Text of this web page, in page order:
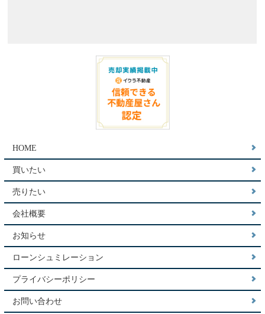
HOME
買いたい
売りたい
会社概要
お知らせ
ローンシュミレーション
プライバシーポリシー
お問い合わせ